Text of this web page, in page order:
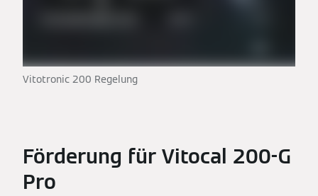
Vitotronic 200 Regelung
Förderung für Vitocal 200-G
Pro